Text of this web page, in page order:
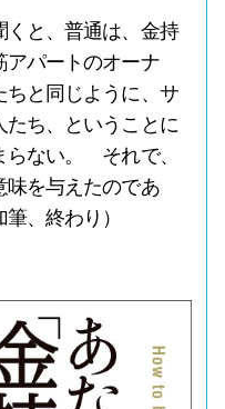
と、普通は、金持
アパートのオーナ
ちと同じように、サ
たち、ということに
らない。 それで、
味を与えたのであ
筆、終わり）